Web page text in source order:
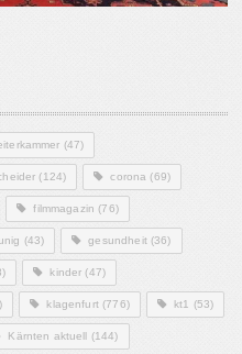
(47)
(124) corona (69)
filmmagazin (76)
(43) gesundheit(36)
kinder (47)
klagenfurt(776) kt1 (53)
Kärnten aktuell (144)